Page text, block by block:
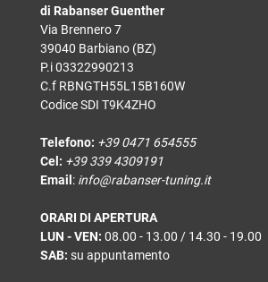
di Rabanser Guenther
Via Brennero 7
39040 Barbiano (BZ)
P.i 03322990213
C.f RBNGTH55L15B160W
Codice SDI T9K4ZHO
Telefono: +39 0471 654555
Cel: +39 339 4309191
Email : info@rabanser-tuning.it
ORARI DI APERTURA
LUN - VEN: 08.00 - 13.00 / 14.30 - 19.00
SAB: su appuntamento